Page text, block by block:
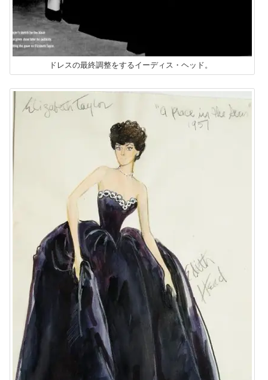
ドレスの最終調整をするイーディス・ヘッド。